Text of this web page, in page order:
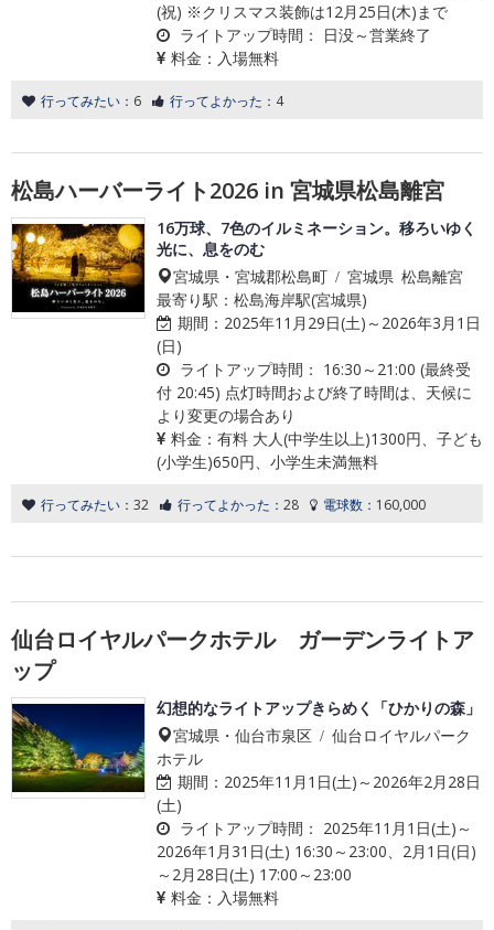
(祝) ※クリスマス装飾は12月25日(木)まで
ライトアップ時間：
日没～営業終了
料金： 入場無料
行ってみたい： 6 行ってよかった： 4
松島ハーバーライト2026 in 宮城県松島離宮
16万球、7色のイルミネーション。移ろいゆく
光に、息をのむ
宮城県・宮城郡松島町 / 宮城県 松島離宮
最寄り駅：松島海岸駅(宮城県)
期間： 2025年11月29日(土)～2026年3月1日
(日)
ライトアップ時間： 16:30～21:00 (最終受
付 20:45) 点灯時間および終了時間は、天候に
より変更の場合あり
料金： 有料 大人(中学生以上)1300円、子ども
(小学生)650円、小学生未満無料
行ってみたい： 32 行ってよかった： 28 電球数： 160,000
仙台ロイヤルパークホテル ガーデンライトア
ップ
幻想的なライトアップきらめく「ひかりの森」
宮城県・仙台市泉区 / 仙台ロイヤルパーク
ホテル
期間： 2025年11月1日(土)～2026年2月28日
(土)
ライトアップ時間： 2025年11月1日(土)～
2026年1月31日(土) 16:30～23:00、2月1日(日)
～2月28日(土) 17:00～23:00
料金： 入場無料